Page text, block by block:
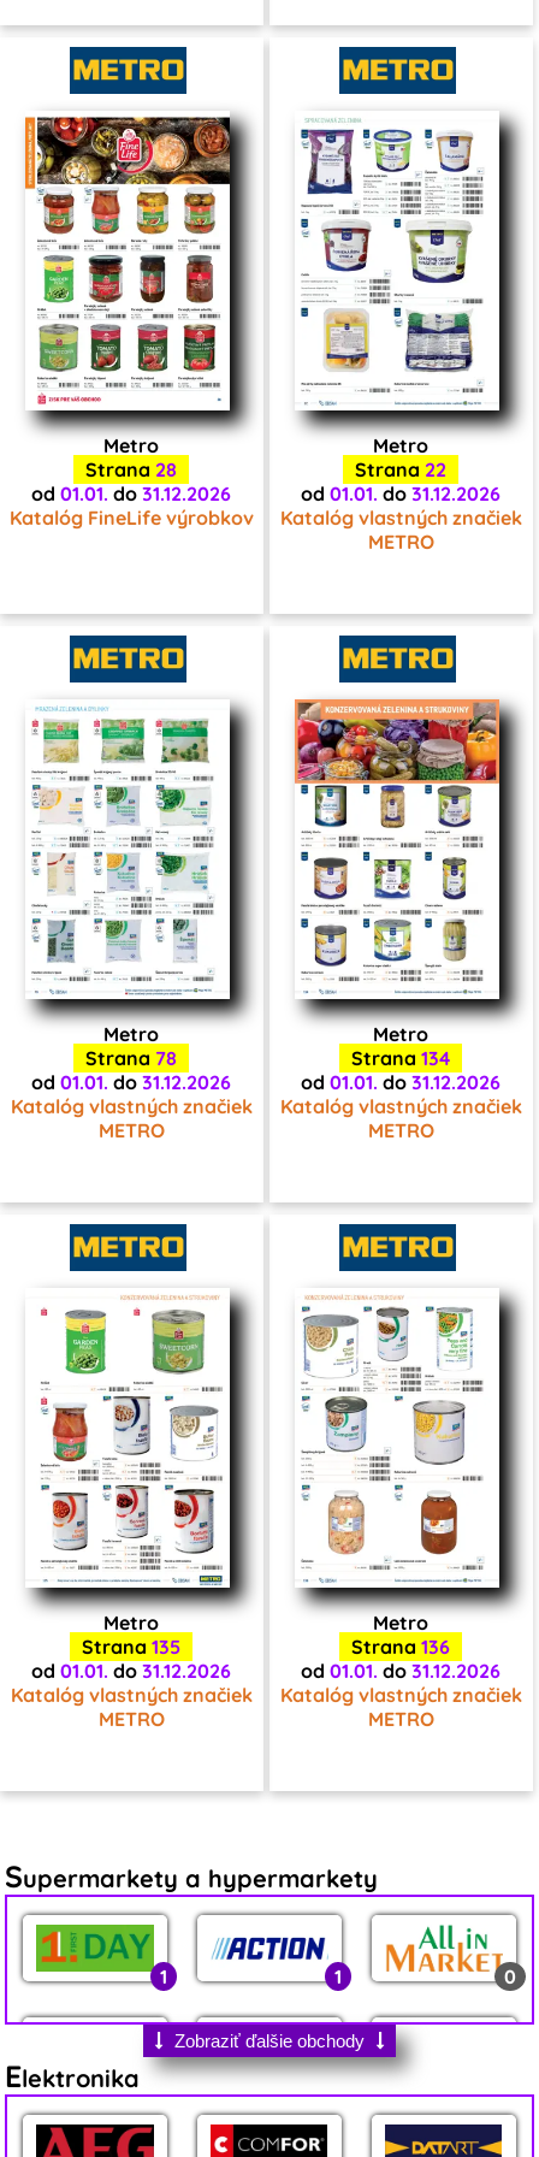
Metro
Strana 28
od 01.01. do 31.12.2026
Katalóg FineLife výrobkov
Metro
Strana 22
od 01.01. do 31.12.2026
Katalóg vlastných značiek
METRO
Metro
Strana 78
od 01.01. do 31.12.2026
Katalóg vlastných značiek
METRO
Metro
Strana 134
od 01.01. do 31.12.2026
Katalóg vlastných značiek
METRO
Metro
Strana 135
od 01.01. do 31.12.2026
Katalóg vlastných značiek
METRO
Metro
Strana 136
od 01.01. do 31.12.2026
Katalóg vlastných značiek
METRO
Supermarkety a hypermarkety
1 1 0
0 1
Zobraziť ďalšie obchody
Elektronika